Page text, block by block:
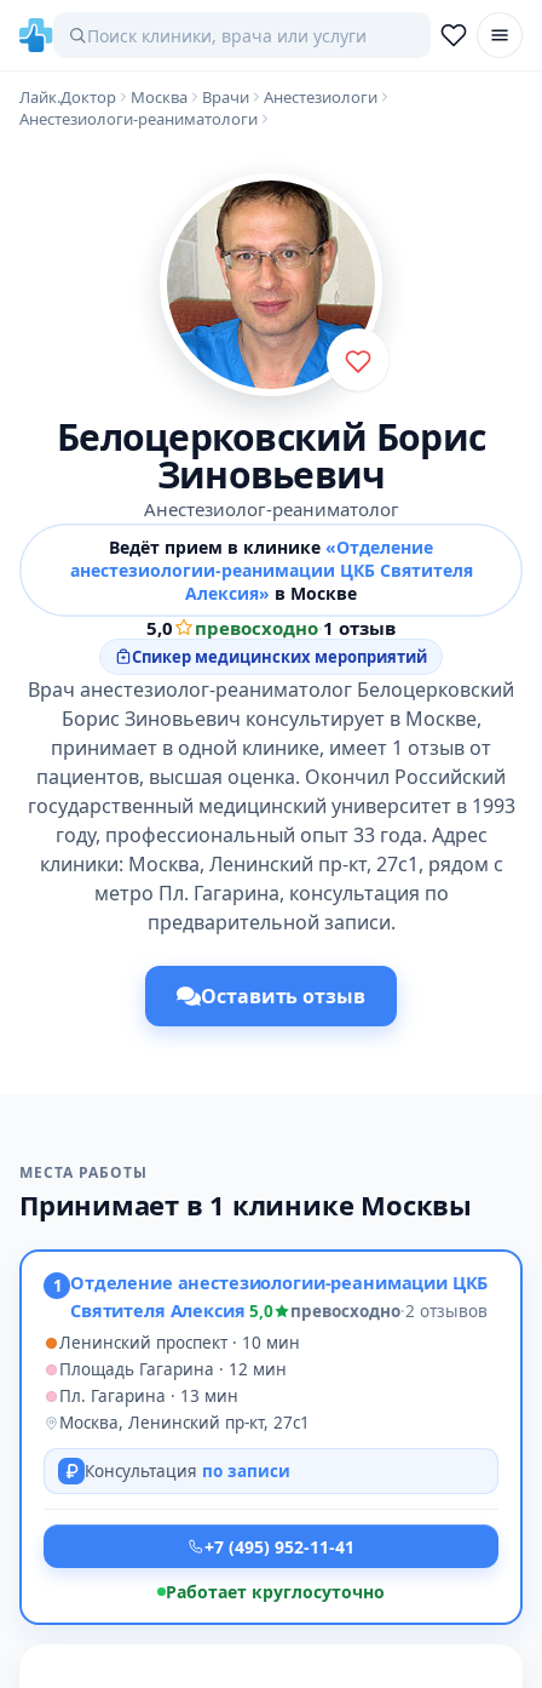
Лайк.Доктор Москва Врачи
Анестезиологи
Анестезиологи-реаниматологи
Белоцерковский Борис
Зиновьевич
Анестезиолог-реаниматолог
Ведёт прием в клинике «Отделение
анестезиологии-реанимации ЦКБ Святителя
Алексия» в Москве
5,0 превосходно·1 отзыв
Спикер медицинских мероприятий
Врач анестезиолог-реаниматолог Белоцерковский
Борис Зиновьевич консультирует в Москве,
принимает в одной клинике, имеет 1 отзыв от
пациентов, высшая оценка. Окончил Российский
государственный медицинский университет в 1993
году, профессиональный опыт 33 года. Адрес
клиники: Москва, Ленинский пр-кт, 27с1, рядом с
метро Пл. Гагарина, консультация по
предварительной записи.
Оставить отзыв
МЕСТА РАБОТЫ
Принимает в 1 клинике Москвы
1 Отделение анестезиологии-реанимации ЦКБ
Святителя Алексия 5,0 превосходно·2 отзывов
Ленинский проспект · 10 мин
Площадь Гагарина · 12 мин
Пл. Гагарина · 13 мин
Москва, Ленинский пр-кт, 27с1
Консультация по записи
+7 (495) 952-11-41
Работает круглосуточно